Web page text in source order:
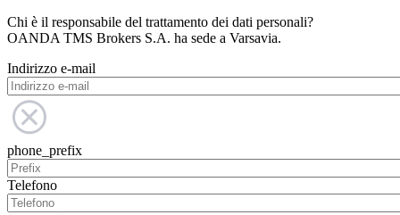
Chi è il responsabile del trattamento dei dati personali?
OANDA TMS Brokers S.A. ha sede a Varsavia.
Indirizzo e-mail
phone_prefix
Telefono